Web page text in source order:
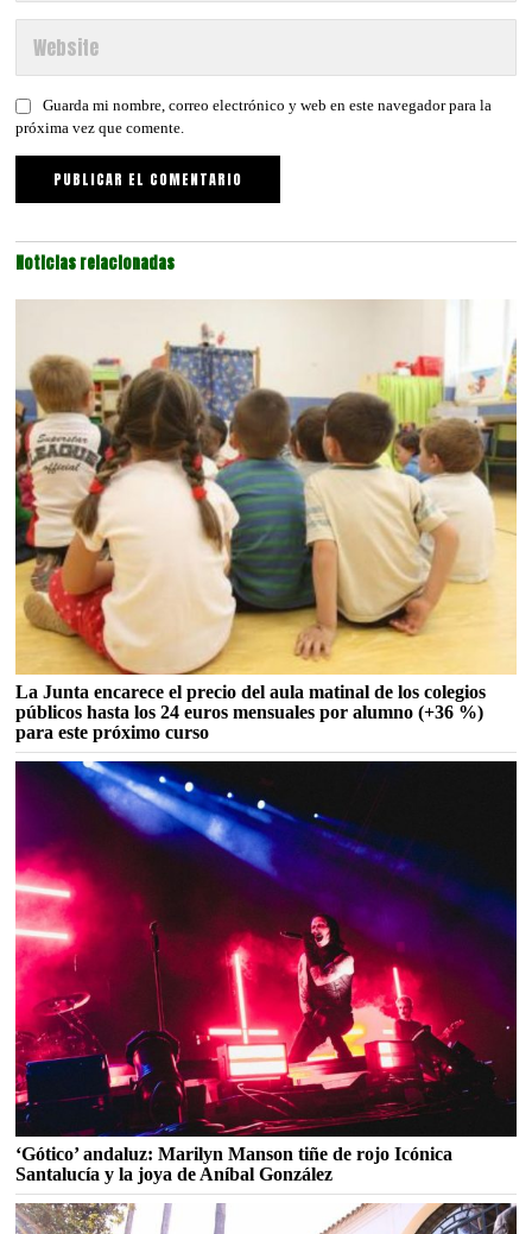
Guarda mi nombre, correo electrónico y web en este navegador para la
próxima vez que comente.
Noticias relacionadas
La Junta encarece el precio del aula matinal de los colegios
públicos hasta los 24 euros mensuales por alumno (+36 %)
para este próximo curso
‘Gótico’ andaluz: Marilyn Manson tiñe de rojo Icónica
Santalucía y la joya de Aníbal González